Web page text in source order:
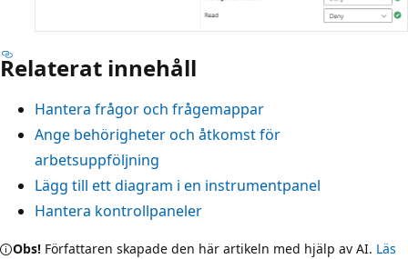
Relaterat innehåll
Hantera frågor och frågemappar
Ange behörigheter och åtkomst för
arbetsuppföljning
Lägg till ett diagram i en instrumentpanel
Hantera kontrollpaneler
Obs! Författaren skapade den här artikeln med hjälp av AI. Läs